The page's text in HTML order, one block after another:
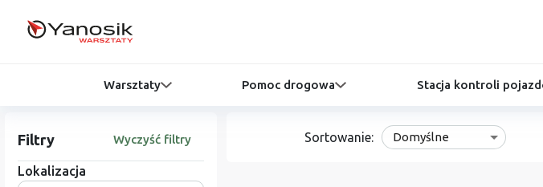
Warsztaty Pomoc drogowa Stacja kontroli
Filtry Wyczyść filtry
Lokalizacja
Sortowanie: Domyślne